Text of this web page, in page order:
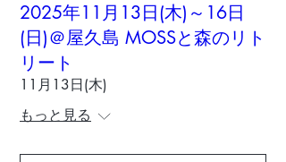
2025年11月13日(木)～16日
(日)＠屋久島 MOSSと森のリト
リート
11月13日(木)
もっと見る